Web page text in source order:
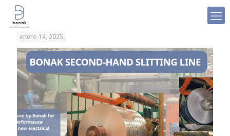
enero 14, 2025